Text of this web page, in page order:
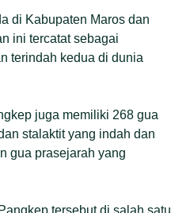
di Kabupaten Maros dan
ini tercatat sebagai
terindah kedua di dunia
juga memiliki 268 gua
stalaktit yang indah dan
gua prasejarah yang
tersebut di salah satu